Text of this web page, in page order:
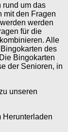
rund um das
mit den Fragen
werden
für die
kombinieren. Alle
des
Bingokarten
der Senioren, in
unseren
Herunterladen